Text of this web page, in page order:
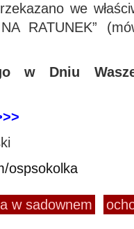
we
RATUNEK”
w Dniu
ospsokolka
w sadownem